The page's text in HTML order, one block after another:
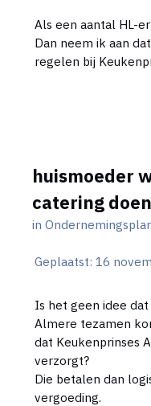
Als een aantal HL-
Dan neem ik aan
regelen bij
huismoeder
catering doen
in
Geplaatst: 16
Is het geen idee
Almere tezamen
dat Keukenprinses
verzorgt?
Die betalen dan
vergoeding.